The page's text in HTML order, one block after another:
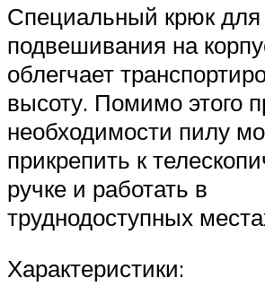
Специальный крюк для
подвешивания на
облегчает
высоту. Помимо этого
необходимости пилу
прикрепить к
ручке и работать в
труднодоступных
Характеристики: